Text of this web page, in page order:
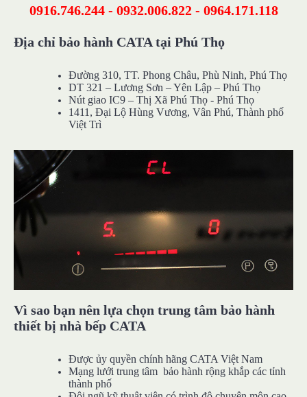
0916.746.244 - 0932.006.822 - 0964.171.118
Địa chỉ bảo hành CATA tại Phú Thọ
Đường 310, TT. Phong Châu, Phù Ninh, Phú Thọ
DT 321 – Lương Sơn – Yên Lập – Phú Thọ
Nút giao IC9 – Thị Xã Phú Thọ - Phú Thọ
1411, Đại Lộ Hùng Vương, Vân Phú, Thành phố
Việt Trì
Vì sao bạn nên lựa chọn trung tâm bảo hành
thiết bị nhà bếp CATA
Được ủy quyền chính hãng CATA Việt Nam
Mạng lưới trung tâm bảo hành rộng khắp các tỉnh
thành phố